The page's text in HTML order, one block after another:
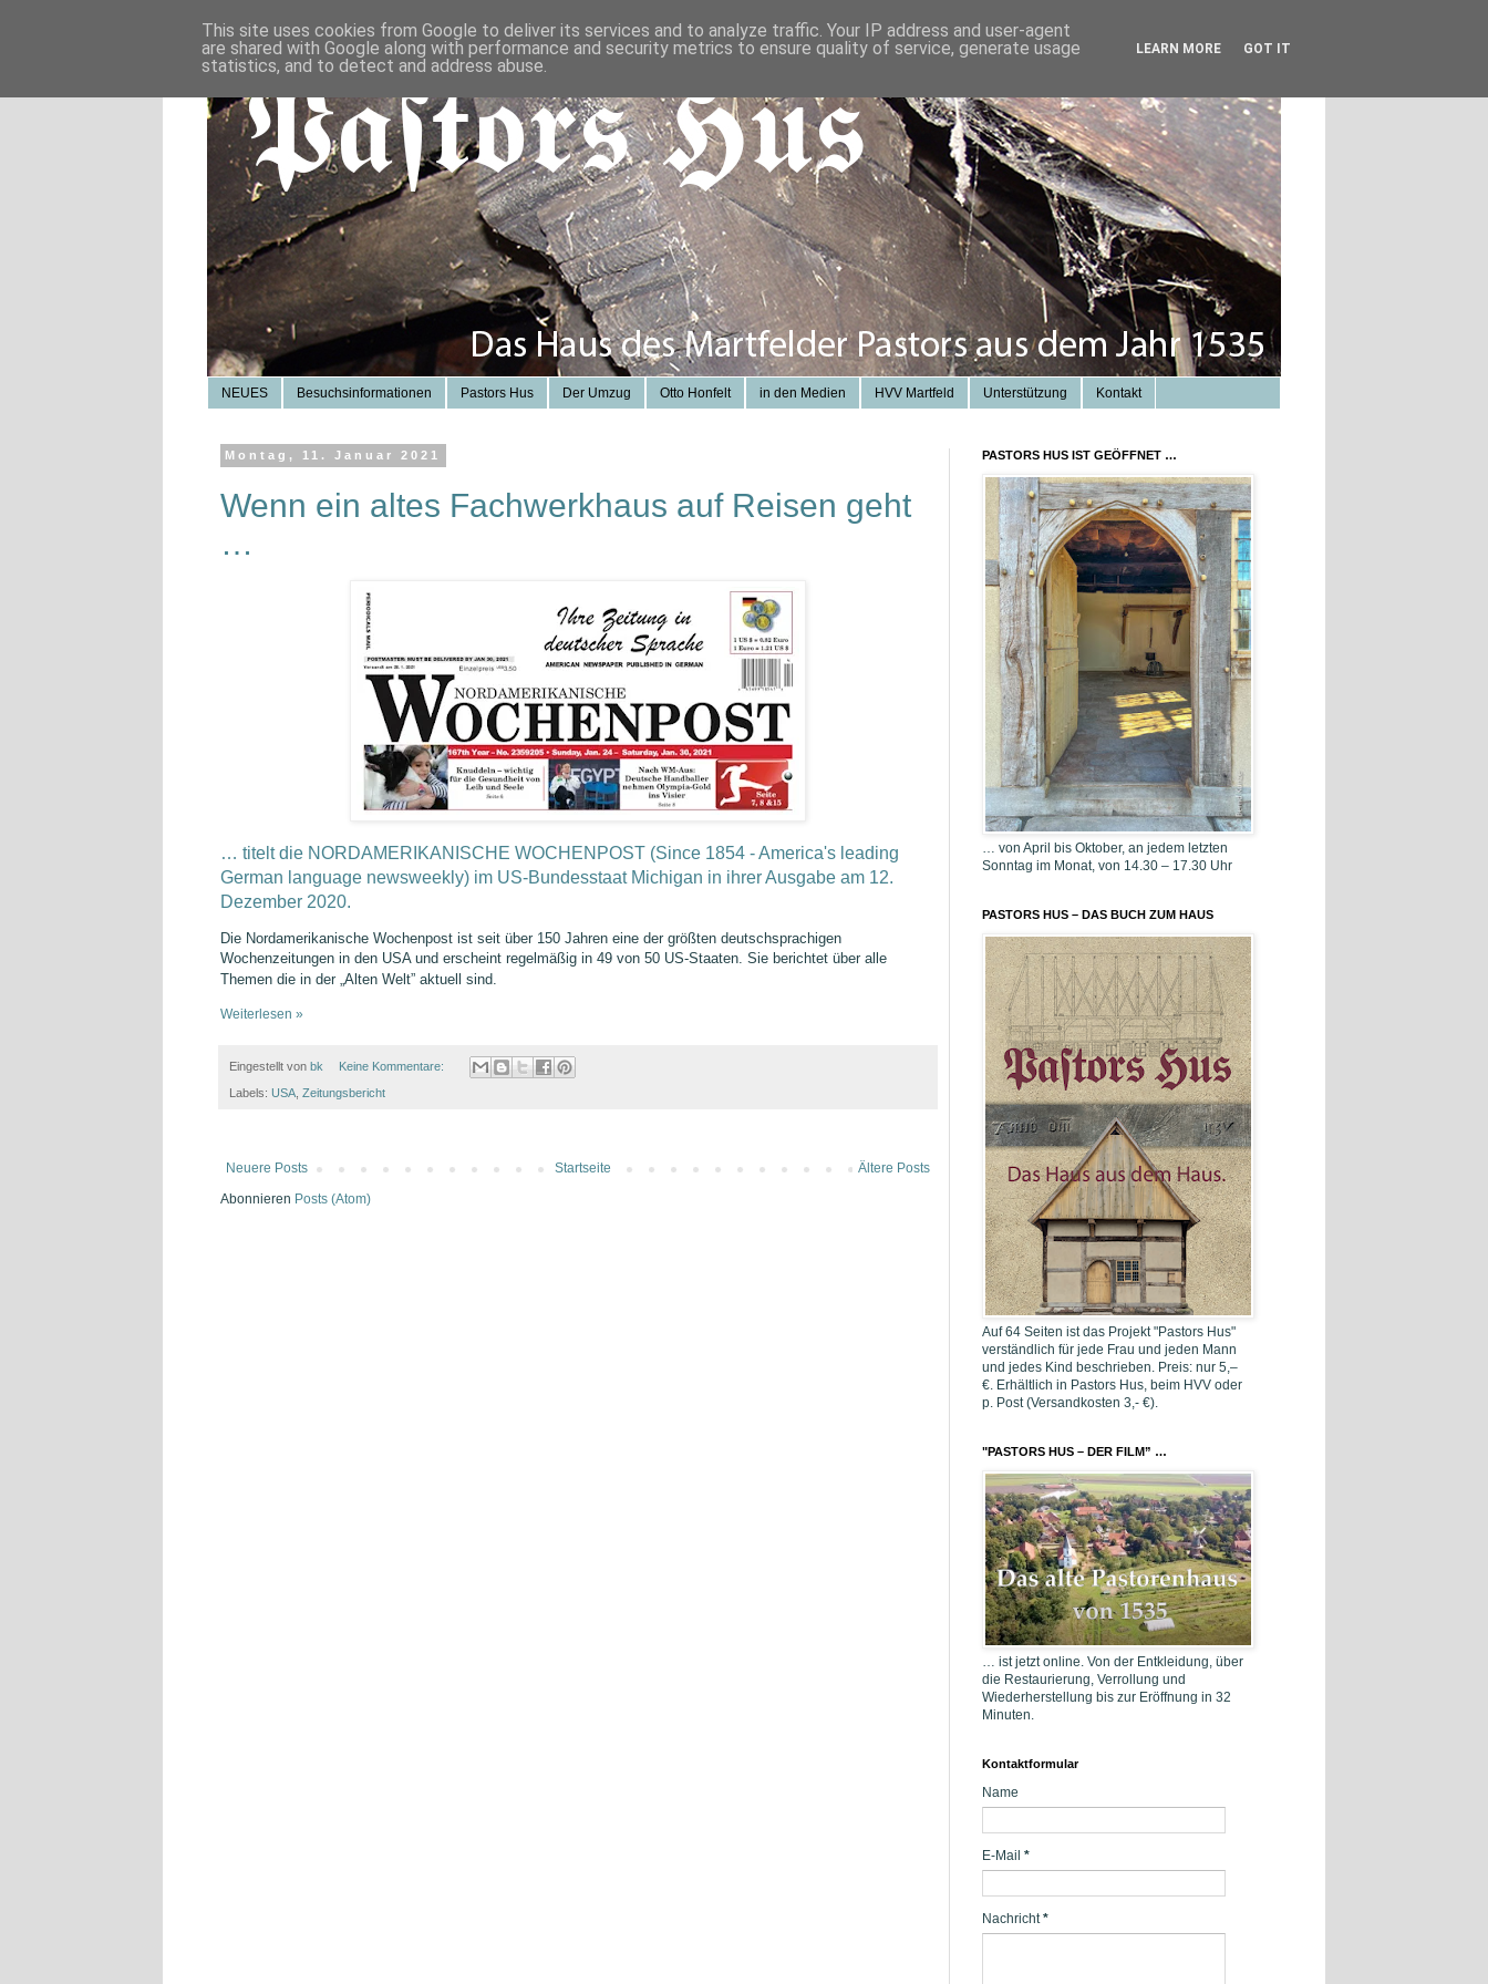
NEUES Besuchsinformationen Pastors Hus Der Umzug Otto Honfelt in den Medien HVV Martfeld Unterstützung Kontakt
Montag, 11. Januar 2021
Wenn ein altes Fachwerkhaus auf Reisen geht
…
… titelt die NORDAMERIKANISCHE WOCHENPOST (Since 1854 - America's leading
German language newsweekly) im US-Bundesstaat Michigan in ihrer Ausgabe am 12.
Dezember 2020.
Die Nordamerikanische Wochenpost ist seit über 150 Jahren eine der größten deutschsprachigen
Wochenzeitungen in den USA und erscheint regelmäßig in 49 von 50 US-Staaten. Sie berichtet über alle
Themen die in der „Alten Welt” aktuell sind.
Weiterlesen »
Eingestellt von bk Keine Kommentare:
Labels: USA Zeitungsbericht
Neuere Posts Ältere Posts
Startseite
Abonnieren Posts (Atom)
PASTORS HUS IST GEÖFFNET …
… von April bis Oktober, an jedem letzten
Sonntag im Monat, von 14.30 – 17.30 Uhr
PASTORS HUS – DAS BUCH ZUM HAUS
Auf 64 Seiten ist das Projekt "Pastors Hus"
verständlich für jede Frau und jeden Mann
und jedes Kind beschrieben. Preis: nur 5,–
€. Erhältlich in Pastors Hus, beim HVV oder
p. Post (Versandkosten 3,- €).
"PASTORS HUS – DER FILM” …
… ist jetzt online. Von der Entkleidung, über
die Restaurierung, Verrollung und
Wiederherstellung bis zur Eröffnung in 32
Minuten.
Kontaktformular
Name
E-Mail *
Nachricht*
This site uses cookies from Google to deliver its services and to analyze traffic. Your IP address and user-agent
are shared with Google along with performance and security metrics to ensure quality of service, generate usage
statistics, and to detect and address abuse.
LEARN MORE GOT IT